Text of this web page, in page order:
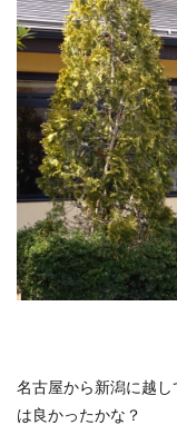
名古屋から新潟に越
は良かったかな？